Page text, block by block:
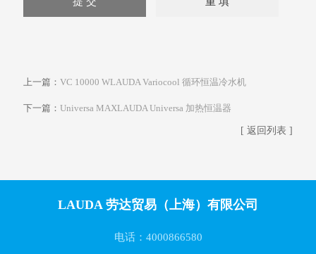
上一篇： VC 10000 WLAUDA Variocool 循环恒温冷水机
下一篇： Universa MAXLAUDA Universa 加热恒温器
[ 返回列表 ]
LAUDA 劳达贸易（上海）有限公司
电话：4000866580